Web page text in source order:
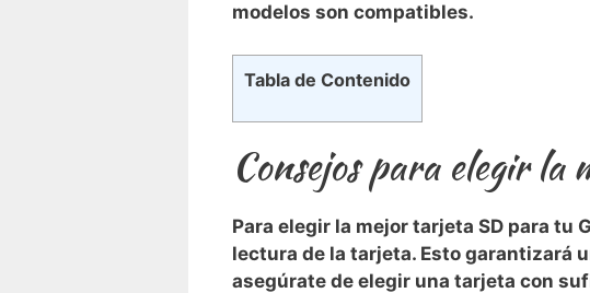
modelos son compatibles.
Tabla de Contenido
Consejos para elegir
Para⁣ elegir la mejor tarjeta SD para tu
lectura de la⁤ tarjeta. Esto ​garantizará​
asegúrate de ‍elegir una ‌tarjeta ​con